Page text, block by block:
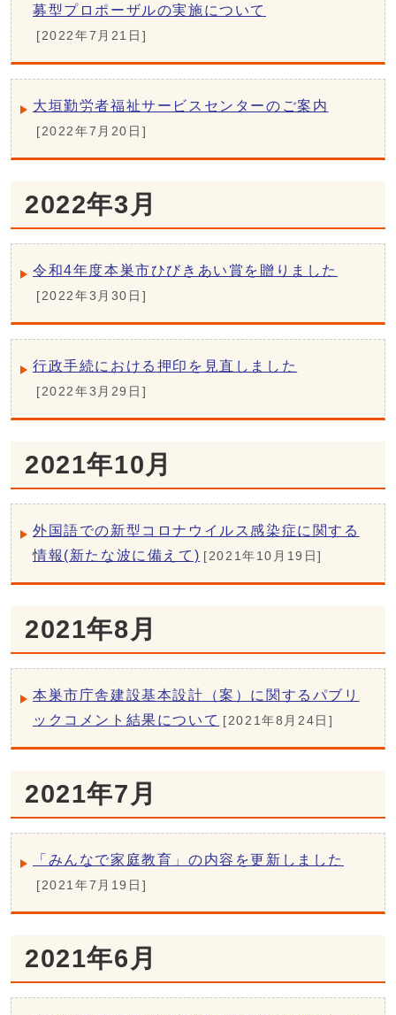
募型プロポーザルの実施について
[2022年7月21日]
大垣勤労者福祉サービスセンターのご案内
[2022年7月20日]
2022年3月
令和4年度本巣市ひびきあい賞を贈りました
[2022年3月30日]
行政手続における押印を見直しました
[2022年3月29日]
2021年10月
外国語での新型コロナウイルス感染症に関する
情報(新たな波に備えて) [2021年10月19日]
2021年8月
本巣市庁舎建設基本設計（案）に関するパブリ
ックコメント結果について [2021年8月24日]
2021年7月
「みんなで家庭教育」の内容を更新しました
[2021年7月19日]
2021年6月